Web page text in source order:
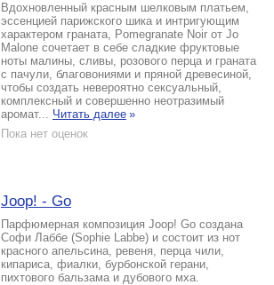
Вдохновленный красным шелковым платьем,
эссенцией парижского шика и интригующим
характером граната, Pomegranate Noir от Jo
Malone сочетает в себе сладкие фруктовые
ноты малины, сливы, розового перца и граната
с пачули, благовониями и пряной древесиной,
чтобы создать невероятно сексуальный,
комплексный и совершенно неотразимый
аромат... Читать далее »
Пока нет оценок
Joop! - Go
Парфюмерная композиция Joop! Go создана
Софи Лаббе (Sophie Labbe) и состоит из нот
красного апельсина, ревеня, перца чили,
кипариса, фиалки, бурбонской герани,
пихтового бальзама и дубового мха.